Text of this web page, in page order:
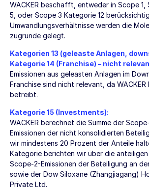
WACKER beschafft, entweder in Scope
5, oder Scope 3 Kategorie 12
Umwandlungsverhältnisse werden die
zugrunde gelegt.
Kategorien 13 (geleaste Anlagen,
Kategorie 14 (Franchise) – nicht
Emissionen aus geleasten Anlagen im
Franchise sind nicht relevant, da
betreibt.
Kategorie 15 (Investments):
WACKER berechnet die Summe der
Emissionen der nicht konsolidierten
wir mindestens 20 Prozent der Anteile
Kategorie berichten wir über die
Scope-2-Emissionen der Beteiligung an
sowie der Dow Siloxane (Zhangjiagang)
Private Ltd.